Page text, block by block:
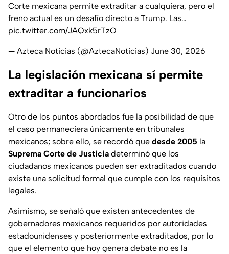
Corte mexicana permite extraditar a cualquiera, pero el
freno actual es un desafío directo a Trump. Las…
pic.twitter.com/JAQxk5rTzO
— Azteca Noticias (@AztecaNoticias) June 30, 2026
La legislación mexicana sí permite
extraditar a funcionarios
Otro de los puntos abordados fue la posibilidad de que
el caso permaneciera únicamente en tribunales
mexicanos; sobre ello, se recordó que desde 2005 la
Suprema Corte de Justicia determinó que los
ciudadanos mexicanos pueden ser extraditados cuando
existe una solicitud formal que cumple con los requisitos
legales.
Asimismo, se señaló que existen antecedentes de
gobernadores mexicanos requeridos por autoridades
estadounidenses y posteriormente extraditados, por lo
que el elemento que hoy genera debate no es la